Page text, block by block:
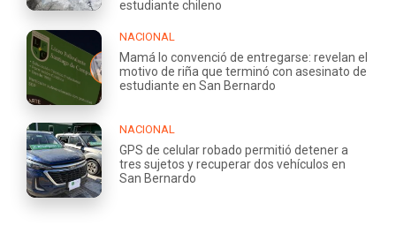
estudiante chileno
NACIONAL
Mamá lo convenció de entregarse: revelan el
motivo de riña que terminó con asesinato de
estudiante en San Bernardo
NACIONAL
GPS de celular robado permitió detener a
tres sujetos y recuperar dos vehículos en
San Bernardo